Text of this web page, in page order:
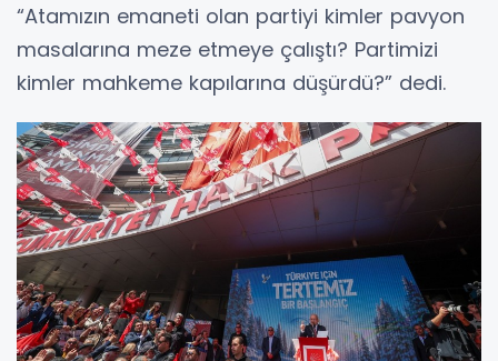
“Atamızın emaneti olan partiyi kimler pavyon
masalarına meze etmeye çalıştı? Partimizi
kimler mahkeme kapılarına düşürdü?” dedi.